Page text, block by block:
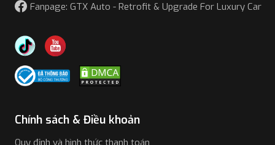
Cảnh báo phương tiện cắt ngang khi lùi
Fanpage: GTX Auto - Retrofit & Upgrade For Luxury Car
Chính sách & Điều khoản